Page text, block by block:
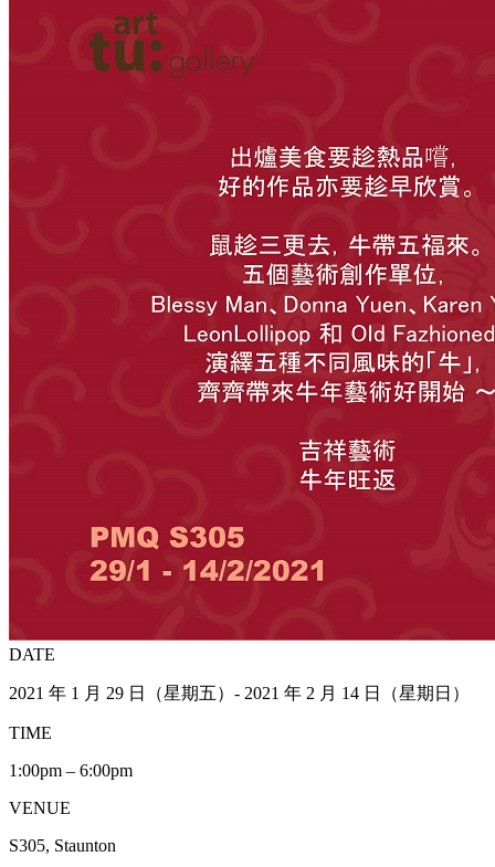
DATE
2021 年 1 月 29 日（星期五）- 2021 年 2 月 14 日（星期日）
TIME
1:00pm – 6:00pm
VENUE
S305, Staunton